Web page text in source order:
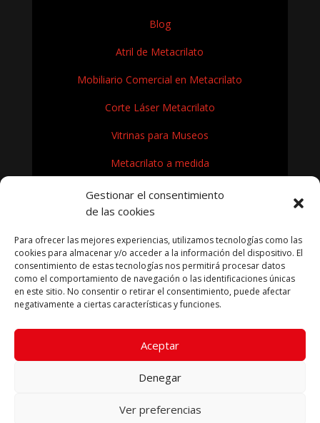
Gestionar el consentimiento
de las cookies
Para ofrecer las mejores experiencias, utilizamos tecnologías como las
cookies para almacenar y/o acceder a la información del dispositivo. El
consentimiento de estas tecnologías nos permitirá procesar datos
como el comportamiento de navegación o las identificaciones únicas
en este sitio. No consentir o retirar el consentimiento, puede afectar
negativamente a ciertas características y funciones.
Aceptar
Denegar
Ver preferencias
Blog
Atril de Metacrilato
Mobiliario Comercial en Metacrilato
Corte Láser Metacrilato
Vitrinas para Museos
Metacrilato a medida
Rótulos en Metacrilato
Expositores de metacrilato para museos
¿Cómo se fabrica el metacrilato?
KRYFIL METACRILATO SL 2026
Política de privacidad